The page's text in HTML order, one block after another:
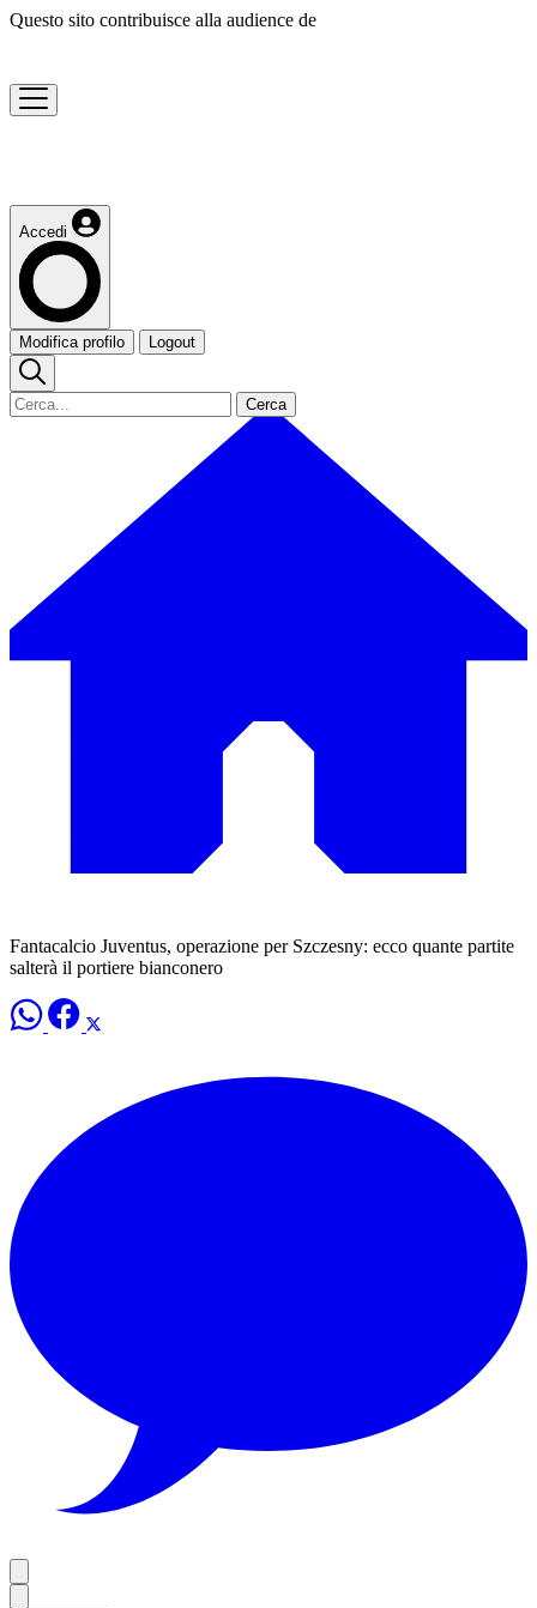
Questo sito contribuisce alla audience de
Accedi
Modifica profilo Logout
Cerca
Fantacalcio Juventus, operazione per Szczesny: ecco quante partite
salterà il portiere bianconero